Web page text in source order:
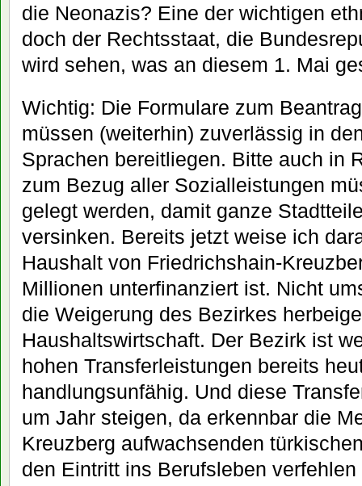
die Neonazis? Eine der wichtigen
doch der Rechtsstaat, die
wird sehen, was an diesem 1. Mai
Wichtig: Die Formulare zum
müssen (weiterhin) zuverlässig in
Sprachen bereitliegen. Bitte auch in
zum Bezug aller Sozialleistungen
gelegt werden, damit ganze
versinken. Bereits jetzt weise ich
Haushalt von Friedrichshain-
Millionen unterfinanziert ist. Nicht
die Weigerung des Bezirkes
Haushaltswirtschaft. Der Bezirk ist
hohen Transferleistungen bereits
handlungsunfähig. Und diese
um Jahr steigen, da erkennbar die
Kreuzberg aufwachsenden
den Eintritt ins Berufsleben